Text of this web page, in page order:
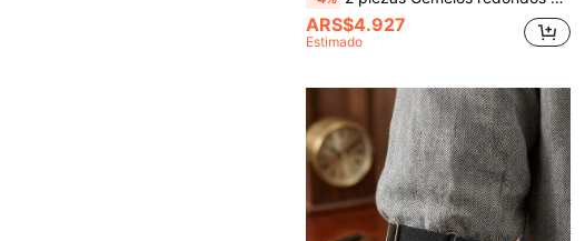
ARS$4.927
Estimado